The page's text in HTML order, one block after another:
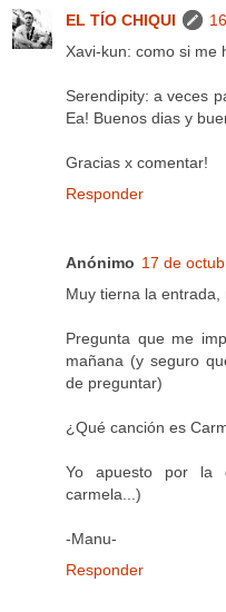
EL TÍO CHIQUI
Xavi-kun: como si me
Serendipity: a veces
Ea! Buenos dias y
Gracias x comentar!
Responder
Anónimo 17 de
Muy tierna la
Pregunta que me
mañana (y seguro
de preguntar)
¿Qué canción es
Yo apuesto por la
carmela...)
-Manu-
Responder